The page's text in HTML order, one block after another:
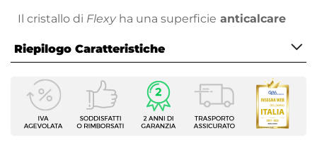
Il cristallo di Flexy ha una superficie anticalcare
Riepilogo Caratteristiche
Caratteristiche
Serie
Flexy